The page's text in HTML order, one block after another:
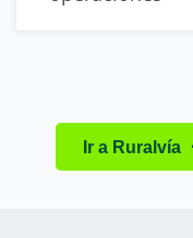
Ir a Ruralvía